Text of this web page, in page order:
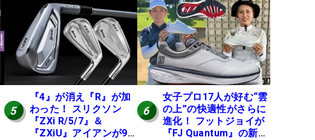
てみた #ギアカタログ
2026
いシャフト』『真っす
ぐ飛ぶドライバー』 #
女子プロセッティング
5
『4』が消え『R』が加
わった！ スリクソン
『ZXi R/5/7』＆
『ZXiU』アイアンが9
6
女子プロ17人が好む“雲
の上”の快適性がさらに
進化！ フットジョイが
『FJ Quantum』の新作